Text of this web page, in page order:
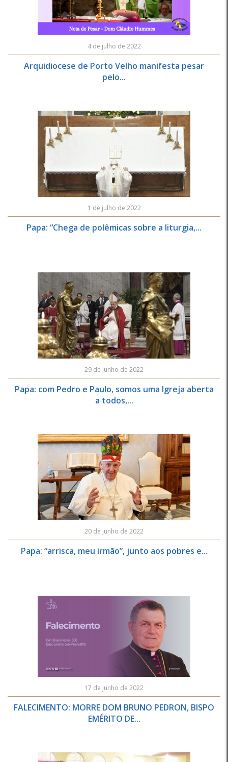
4 de julho de 2022
Arquidiocese de Porto Velho manifesta pesar
pelo...
1 de julho de 2022
Papa: “Chega de polêmicas sobre a liturgia,...
29 de junho de 2022
Papa: com Pedro e Paulo, somos uma Igreja aberta
a todos,...
20 de junho de 2022
Papa: “arrisca, meu irmão”, junto aos pobres e...
17 de junho de 2022
FALECIMENTO: MORRE DOM BRUNO PEDRON, BISPO
EMÉRITO DE...